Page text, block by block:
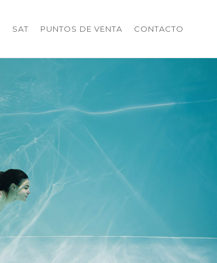
SAT PUNTOS DE VENTA CONTACTO